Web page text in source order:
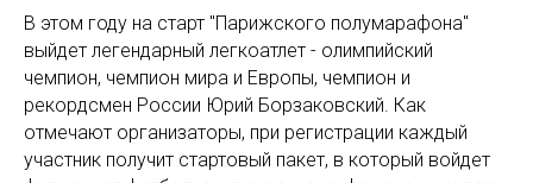
В этом году на старт "Парижского полумарафона"
выйдет легендарный легкоатлет - олимпийский
чемпион, чемпион мира и Европы, чемпион и
рекордсмен России Юрий Борзаковский. Как
отмечают организаторы, при регистрации каждый
участник получит стартовый пакет, в который войдет